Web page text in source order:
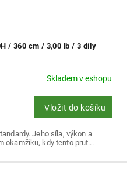
/ 360 cm / 3,00 lb / 3 díly
Skladem v eshopu
Vložit do košíku
Jeho síla, výkon a
okamžiku, kdy tento prut...